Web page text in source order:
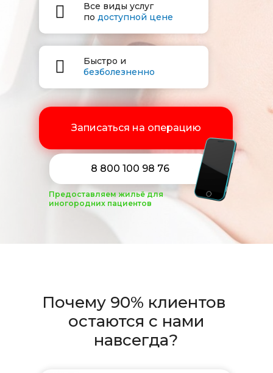
Записаться на операцию
Все виды услуг
по доступной цене
Быстро и
безболезненно
8 800 100 98 76
Предоставляем жильё для
иногородних пациентов
Почему 90% клиентов
остаются с нами
навсегда?